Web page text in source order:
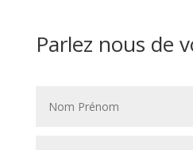
Parlez nous de